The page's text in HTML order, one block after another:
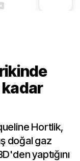
kadar
Hortlik,
doğal gaz
yaptığını